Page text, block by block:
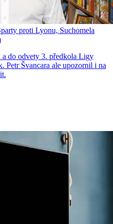
proti Lyonu, Suchomela
a do odvety 3. předkola Ligy
Petr Švancara ale upozornil i na